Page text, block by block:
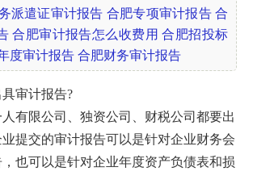
派遣证审计报告 合肥专项审计报告 合
合肥审计报告怎么收费用 合肥招投标
度审计报告 合肥财务审计报告
审计报告?
限公司、独资公司、财税公司都要出
提交的审计报告可以是针对企业财务会
也可以是针对企业年度资产负债表和损